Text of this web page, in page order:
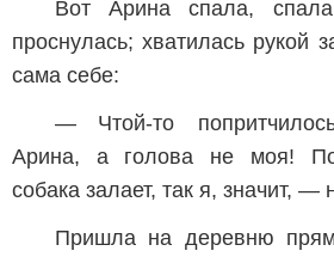
Вот Арина спала,
проснулась; хватилась рукой
сама себе:
— Чтой-то
Арина, а голова не моя!
собака залает, так я, значит, —
Пришла на деревню